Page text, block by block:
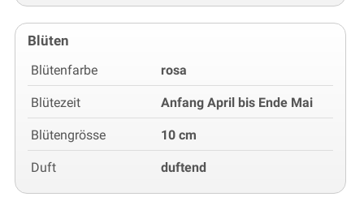
Blüten
Blütenfarbe rosa
Blütezeit Anfang April bis Ende Mai
Blütengrösse 10 cm
Duft duftend